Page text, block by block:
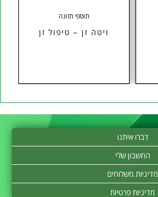
תוספי תזונה
ויטה זן – טיפול זן
דברו איתנו
החשבון שלי
מדיניות משלוחים
מדיניות פרטיות